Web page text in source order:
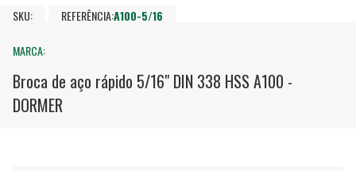
SKU: REFERÊNCIA:A100-5/16
MARCA:
Broca de aço rápido 5/16" DIN 338 HSS A100 -
DORMER